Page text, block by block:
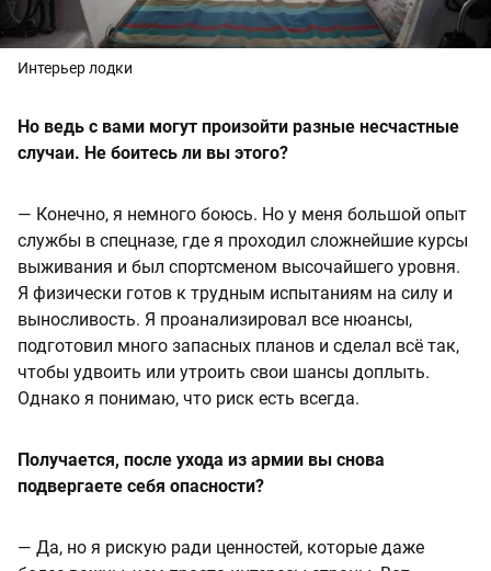
Интерьер лодки
Но ведь с вами могут произойти разные несчастные
случаи. Не боитесь ли вы этого?
— Конечно, я немного боюсь. Но у меня большой опыт
службы в спецназе, где я проходил сложнейшие курсы
выживания и был спортсменом высочайшего уровня.
Я физически готов к трудным испытаниям на силу и
выносливость. Я проанализировал все нюансы,
подготовил много запасных планов и сделал всё так,
чтобы удвоить или утроить свои шансы доплыть.
Однако я понимаю, что риск есть всегда.
Получается, после ухода из армии вы снова
подвергаете себя опасности?
— Да, но я рискую ради ценностей, которые даже